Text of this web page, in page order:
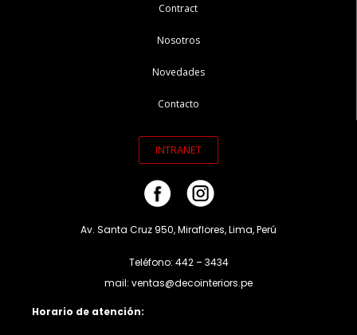
Contract
Nosotros
Novedades
Contacto
INTRANET
Av. Santa Cruz 950, Miraflores, Lima, Perú
Teléfono: 442 – 3434
mail: ventas@decointeriors.pe
Horario de atención: